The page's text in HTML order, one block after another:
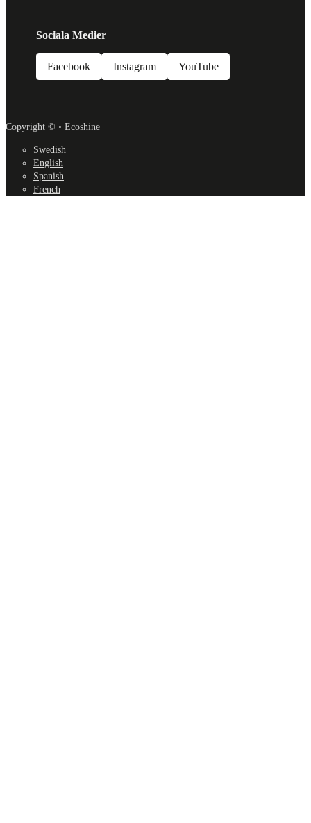
Sociala Medier
Facebook Instagram YouTube
Copyright © • Ecoshine
Swedish
English
Spanish
French